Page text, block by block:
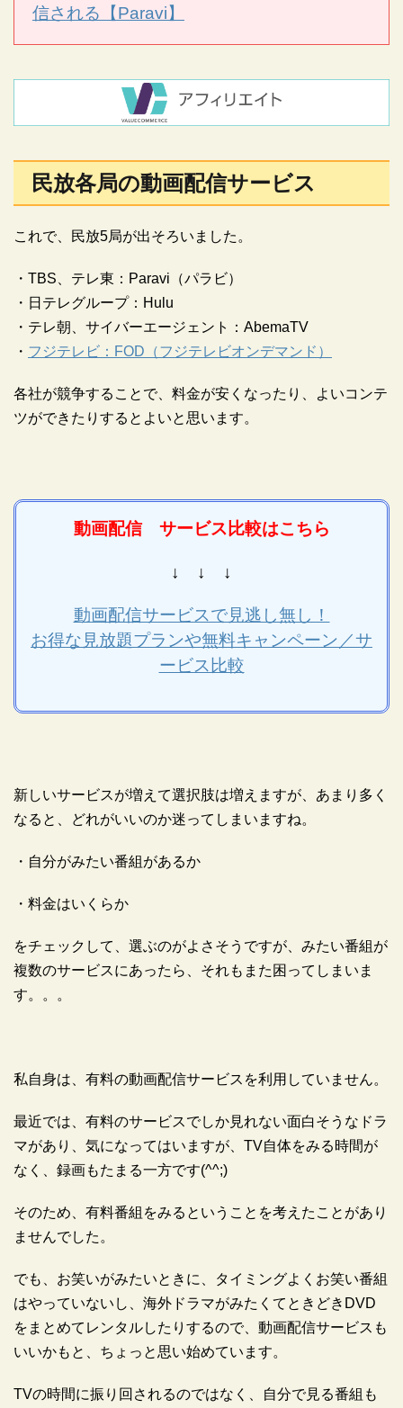
信される【Paravi】
民放各局の動画配信サービス
これで、民放5局が出そろいました。
・TBS、テレ東：Paravi（パラビ）
・日テレグループ：Hulu
・テレ朝、サイバーエージェント：AbemaTV
・ フジテレビ：FOD（フジテレビオンデマンド）
各社が競争することで、料金が安くなったり、よいコンテ
ツができたりするとよいと思います。
動画配信 サービス比較はこちら
↓ ↓ ↓
動画配信サービスで見逃し無し！
お得な見放題プランや無料キャンペーン／サ
ービス比較
新しいサービスが増えて選択肢は増えますが、あまり多く
なると、どれがいいのか迷ってしまいますね。
・自分がみたい番組があるか
・料金はいくらか
をチェックして、選ぶのがよさそうですが、みたい番組が
複数のサービスにあったら、それもまた困ってしまいま
す。。。
私自身は、有料の動画配信サービスを利用していません。
最近では、有料のサービスでしか見れない面白そうなドラ
マがあり、気になってはいますが、TV自体をみる時間が
なく、録画もたまる一方です(^^;)
そのため、有料番組をみるということを考えたことがあり
ませんでした。
でも、お笑いがみたいときに、タイミングよくお笑い番組
はやっていないし、海外ドラマがみたくてときどきDVD
をまとめてレンタルしたりするので、動画配信サービスも
いいかもと、ちょっと思い始めています。
TVの時間に振り回されるのではなく、自分で見る番組も